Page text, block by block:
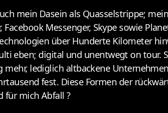
mein Dasein als Quasselstrippe;
Messenger, Skype sowie
über Hunderte Kilometer
eben; digital und unentwegt on tour.
mehr, lediglich altbackene
fest. Diese Formen der
für mich Abfall ?